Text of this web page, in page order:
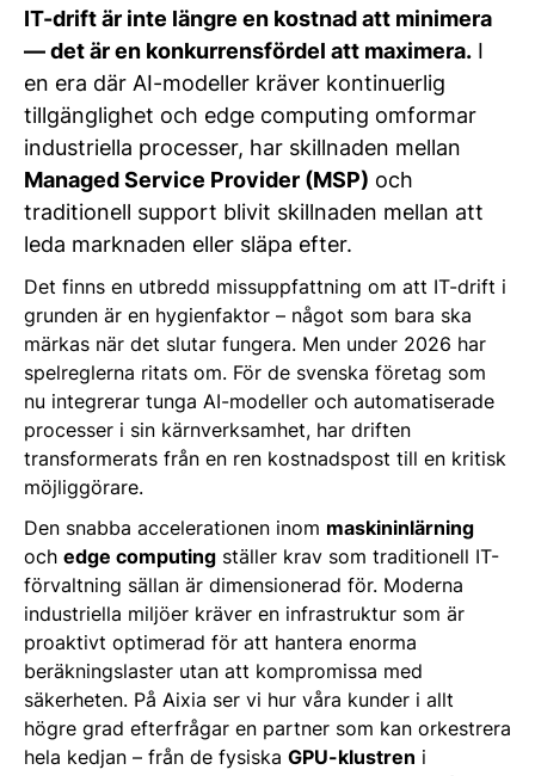
IT-drift är inte längre en kostnad att minimera
— det är en konkurrensfördel att maximera. I
en era där AI-modeller kräver kontinuerlig
tillgänglighet och edge computing omformar
industriella processer, har skillnaden mellan
Managed Service Provider (MSP) och
traditionell support blivit skillnaden mellan att
leda marknaden eller släpa efter.
Det finns en utbredd missuppfattning om att IT-drift i
grunden är en hygienfaktor – något som bara ska
märkas när det slutar fungera. Men under 2026 har
spelreglerna ritats om. För de svenska företag som
nu integrerar tunga AI-modeller och automatiserade
processer i sin kärnverksamhet, har driften
transformerats från en ren kostnadspost till en kritisk
möjliggörare.
Den snabba accelerationen inom maskininlärning
och edge computing ställer krav som traditionell IT-
förvaltning sällan är dimensionerad för. Moderna
industriella miljöer kräver en infrastruktur som är
proaktivt optimerad för att hantera enorma
beräkningslaster utan att kompromissa med
säkerheten. På Aixia ser vi hur våra kunder i allt
högre grad efterfrågar en partner som kan orkestrera
hela kedjan – från de fysiska GPU-klustren i